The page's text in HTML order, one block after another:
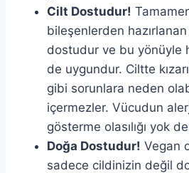
Cilt Dostudur!
bileşenlerden
dostudur ve bu yönüyle
de uygundur. Ciltte
gibi sorunlara neden
içermezler. Vücudun
gösterme olasılığı yok
Doğa Dostudur! Vegan
sadece cildinizin değil